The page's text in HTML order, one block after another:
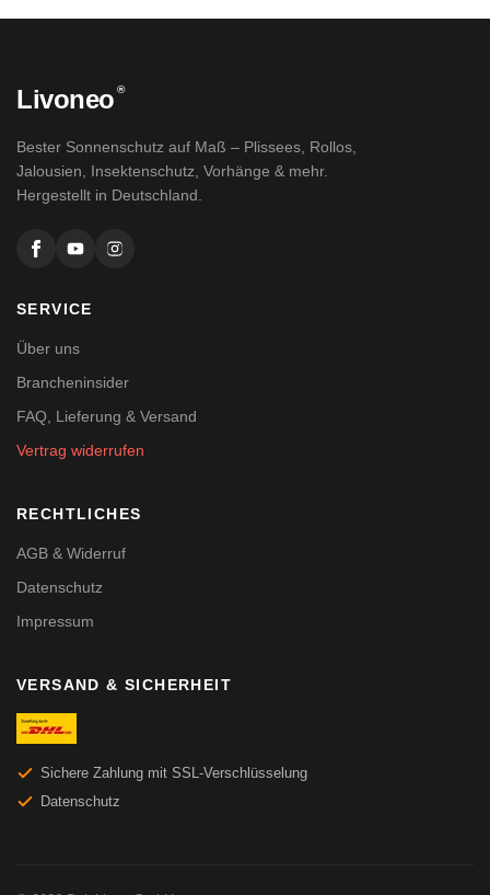
Livoneo ®
Bester Sonnenschutz auf Maß – Plissees, Rollos,
Jalousien, Insektenschutz, Vorhänge & mehr.
Hergestellt in Deutschland.
SERVICE
Über uns
Brancheninsider
FAQ, Lieferung & Versand
Vertrag widerrufen
RECHTLICHES
AGB & Widerruf
Datenschutz
Impressum
VERSAND & SICHERHEIT
Sichere Zahlung mit SSL-Verschlüsselung
Datenschutz